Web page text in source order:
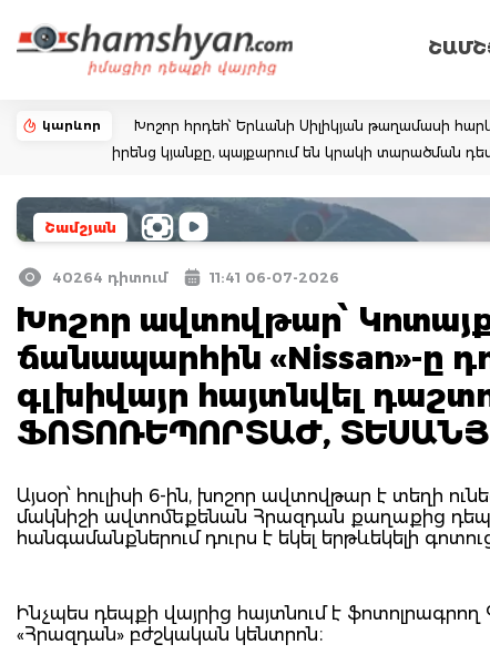
կարևոր
Խոշոր հրդեհ՝ Երևանի Սիլիկյան թաղամասի
իրենց կյանքը, պայքարում են կրակի տարածման
Շամշյան
40264 դիտում 11:41 06-07-2026
Խոշոր ավտովթար՝
ճանապարհին «Nissan»-ը
գլխիվայր հայտնվել
ՖՈՏՈՌԵՊՈՐՏԱԺ,
Այսօր՝ հուլիսի 6-ին, խոշոր ավտովթար է տեղի
մակնիշի ավտոմեքենան Հրազդան քաղաքից
հանգամանքներում դուրս է եկել երթևեկելի
Ինչպես դեպքի վայրից հայտնում է
«Հրազդան» բժշկական կենտրոն։